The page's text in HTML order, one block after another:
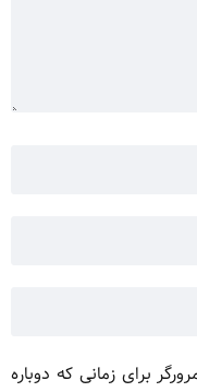
برای زمانی که دوباره